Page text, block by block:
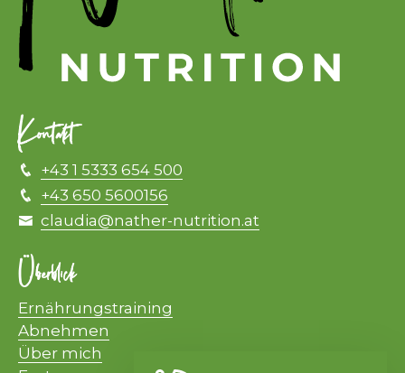
Kontakt
+43 1 5333 654 500
+43 650 5600156
claudia@nather-nutrition.at
Überblick
Ernährungstraining
Abnehmen
Über mich